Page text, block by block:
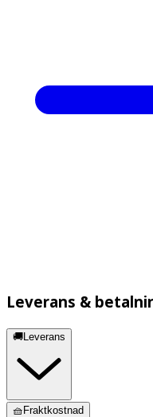
Leverans &
🚚Leverans
🧺Fraktkostnad